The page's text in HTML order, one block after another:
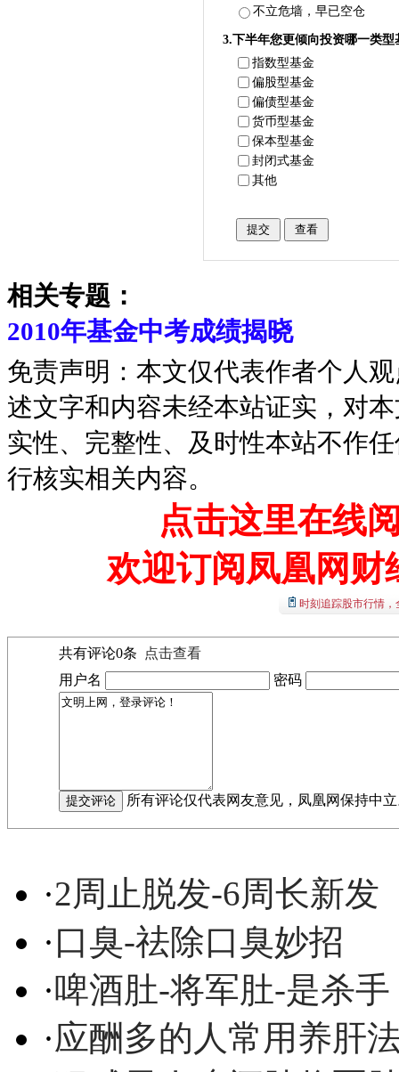
不立危墙，早已空仓
3.下半年您更倾向投资哪一类型
指数型基金
偏股型基金
偏债型基金
货币型基金
保本型基金
封闭式基金
其他
相关专题：
2010年基金中考成绩揭晓
免责声明：本文仅代表作者个人
述文字和内容未经本站证实，对
实性、完整性、及时性本站不作
行核实相关内容。
点击这里在线
欢迎订阅凤凰网财
时刻追踪股市行情
共有评论0条
点击查看
用户名
密码
所有评论仅代表网友意见，凤凰网保持中
·2周止脱发-6周长新发
·口臭-祛除口臭妙招
·啤酒肚-将军肚-是杀手
·应酬多的人常用养肝